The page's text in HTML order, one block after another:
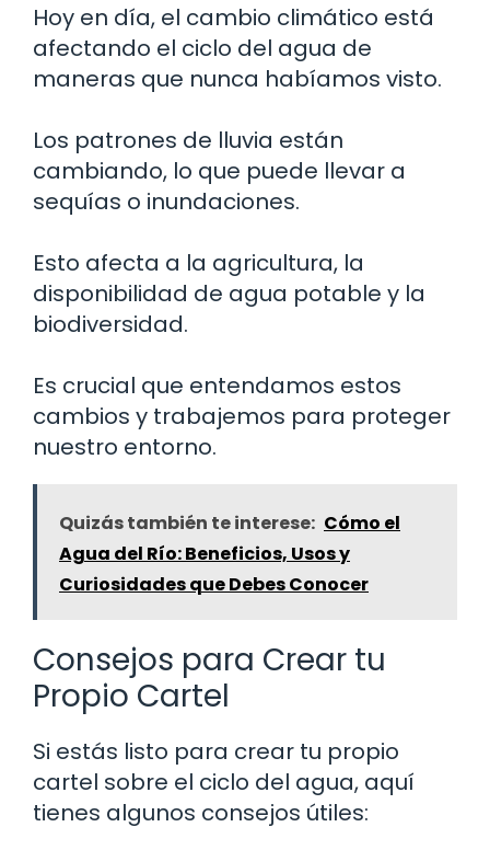
Hoy en día, el cambio climático está
afectando el ciclo del agua de
maneras que nunca habíamos visto.
Los patrones de lluvia están
cambiando, lo que puede llevar a
sequías o inundaciones.
Esto afecta a la agricultura, la
disponibilidad de agua potable y la
biodiversidad.
Es crucial que entendamos estos
cambios y trabajemos para proteger
nuestro entorno.
Quizás también te interese: Cómo el
Agua del Río: Beneficios, Usos y
Curiosidades que Debes Conocer
Consejos para Crear tu
Propio Cartel
Si estás listo para crear tu propio
cartel sobre el ciclo del agua, aquí
tienes algunos consejos útiles: